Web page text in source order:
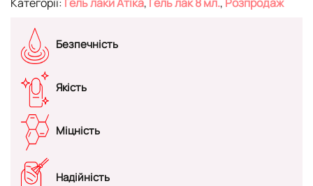
Безпечність
Якість
Міцність
Надійність